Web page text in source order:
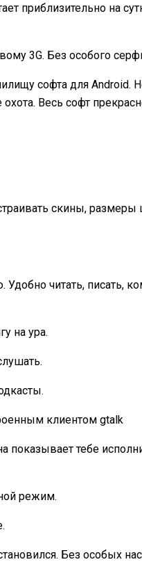
приблизительно на
3G. Без особого
софта для
Весь софт
скины,
читать, писать,
на ура.
клиентом gtalk
тебе
режим.
Без особых